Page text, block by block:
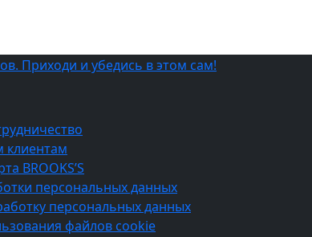
клиентам
BROOKS’S
персональных данных
персональных данных
файлов cookie